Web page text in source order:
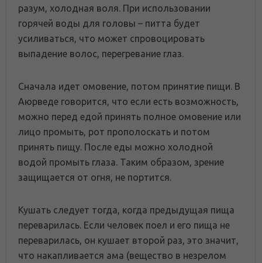
разум, холодная воля. При использовании
горячей воды для головы – питта будет
усиливаться, что может спровоцировать
выпадение волос, перегревание глаз.
Сначала идет омовение, потом принятие пищи. В
Аюрведе говорится, что если есть возможность,
можно перед едой принять полное омовение или
лицо промыть, рот прополоскать и потом
принять пищу. После еды можно холодной
водой промыть глаза. Таким образом, зрение
защищается от огня, не портится.
Кушать следует тогда, когда предыдущая пища
переварилась. Если человек поел и его пища не
переварилась, он кушает второй раз, это значит,
что накапливается ама (вещество в незрелом